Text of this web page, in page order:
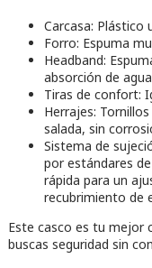
Carcasa: Plástico
Forro: Espuma
Headband:
absorción de
Tiras de confort:
Herrajes:
salada, sin
Sistema de
por estándares
rápida para un
recubrimiento de
Este casco es tu mejor
buscas seguridad sin